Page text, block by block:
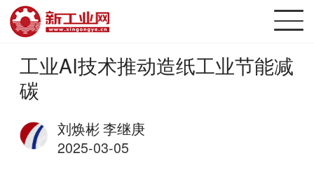
工业AI技术推动造纸工业节能减
碳
刘焕彬 李继庚
2025-03-05